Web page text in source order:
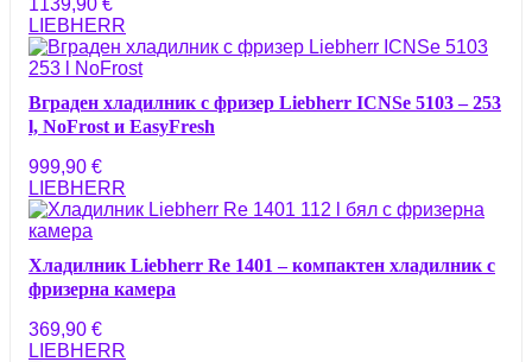
1139,90 €
LIEBHERR
Вграден хладилник с фризер Liebherr ICNSe 5103 – 253
l, NoFrost и EasyFresh
999,90 €
LIEBHERR
Хладилник Liebherr Re 1401 – компактен хладилник с
фризерна камера
369,90 €
LIEBHERR